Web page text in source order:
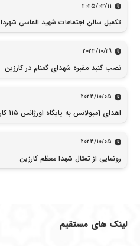
2025/03/11
تکمیل سالن اجتماعات شهید الماسی
2024/10/29
نصب گنبد مقبره شهدای گمنام در کارزین
2024/10/05
اهدای آمبولانس به پایگاه اورژانس ۱۱۵ کارزین
2024/10/05
رونمایی از تمثال شهدا معظم کارزین
لینک های مستقیم